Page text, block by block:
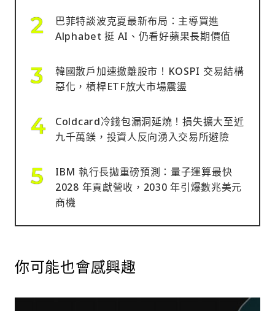
巴菲特談波克夏最新布局：主導買進
Alphabet 挺 AI、仍看好蘋果長期價值
韓國散戶加速撤離股市！KOSPI 交易結構
惡化，槓桿ETF放大市場震盪
Coldcard冷錢包漏洞延燒！損失擴大至近
九千萬鎂，投資人反向湧入交易所避險
IBM 執行長拋重磅預測：量子運算最快
2028 年貢獻營收，2030 年引爆數兆美元
商機
你可能也會感興趣